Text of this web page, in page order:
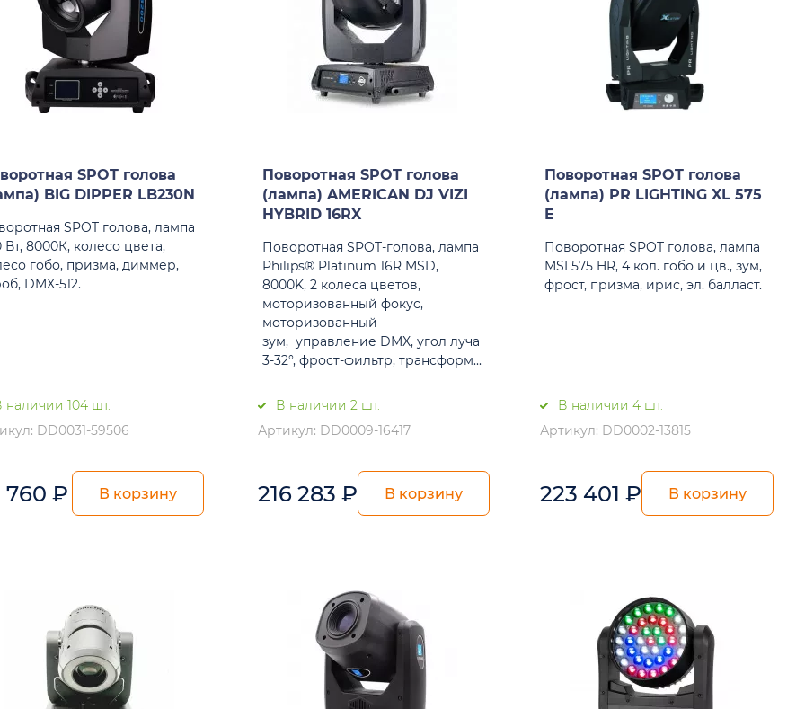
SPOT голова
BIG DIPPER LB230N
SPOT голова, лампа
Вт, 8000К, колесо цвета,
гобо, призма, диммер,
DMX-512.
наличии 104 шт.
DD0031-59506
760 ₽ В корзину
Поворотная SPOT голова
(лампа) AMERICAN DJ VIZI
HYBRID 16RX
Поворотная SPOT-голова, лампа
Philips® Platinum 16R MSD,
8000K, 2 колеса цветов,
моторизованный фокус,
моторизованный
зум, управление DMX, угол луча
3-32°, фрост-фильтр, трансформ...
В наличии 2 шт.
Артикул: DD0009-16417
216 283 ₽ В корзину
Поворотная SPOT голова
(лампа) PR LIGHTING XL 575
E
Поворотная SPOT голова, лампа
MSI 575 HR, 4 кол. гобо и цв., зум,
фрост, призма, ирис, эл. балласт.
В наличии 4 шт.
Артикул: DD0002-13815
223 401₽ В корзину